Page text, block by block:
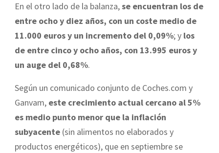
En el otro lado de la balanza,se encuentran los de
entre ocho y diez años, con un coste medio de
11.000 euros y un incremento del 0,09%; y los
de entre cinco y ocho años, con 13.995 euros y
un auge del 0,68%.
Según un comunicado conjunto de Coches.com y
Ganvam, este crecimiento actual cercano al 5%
es medio punto menor que la inflación
subyacente (sin alimentos no elaborados y
productos energéticos), que en septiembre se